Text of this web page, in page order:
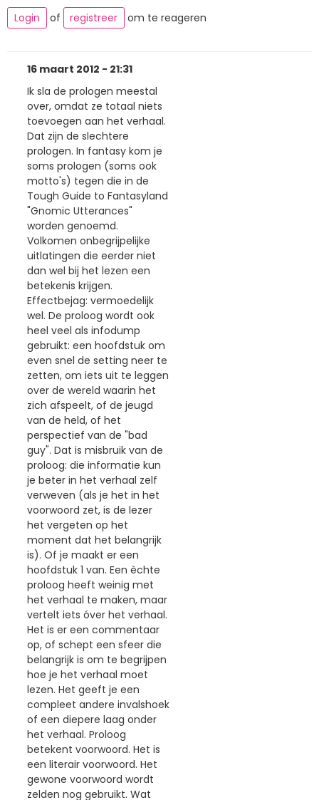
Login
of registreer om te reageren
16 maart 2012 - 21:31
Ik sla de prologen meestal
over, omdat ze totaal niets
toevoegen aan het verhaal.
Dat zijn de slechtere
prologen. In fantasy kom je
soms prologen (soms ook
motto's) tegen die in de
Tough Guide to Fantasyland
"Gnomic Utterances"
worden genoemd.
Volkomen onbegrijpelijke
uitlatingen die eerder niet
dan wel bij het lezen een
betekenis krijgen.
Effectbejag: vermoedelijk
wel. De proloog wordt ook
heel veel als infodump
gebruikt: een hoofdstuk om
even snel de setting neer te
zetten, om iets uit te leggen
over de wereld waarin het
zich afspeelt, of de jeugd
van de held, of het
perspectief van de "bad
guy". Dat is misbruik van de
proloog: die informatie kun
je beter in het verhaal zelf
verweven (als je het in het
voorwoord zet, is de lezer
het vergeten op het
moment dat het belangrijk
is). Of je maakt er een
hoofdstuk 1 van. Een èchte
proloog heeft weinig met
het verhaal te maken, maar
vertelt iets óver het verhaal.
Het is er een commentaar
op, of schept een sfeer die
belangrijk is om te begrijpen
hoe je het verhaal moet
lezen. Het geeft je een
compleet andere invalshoek
of een diepere laag onder
het verhaal. Proloog
betekent voorwoord. Het is
een literair voorwoord. Het
gewone voorwoord wordt
zelden nog gebruikt. Wat